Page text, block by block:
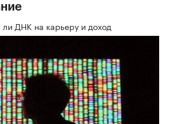
ли ДНК на карьеру и доход